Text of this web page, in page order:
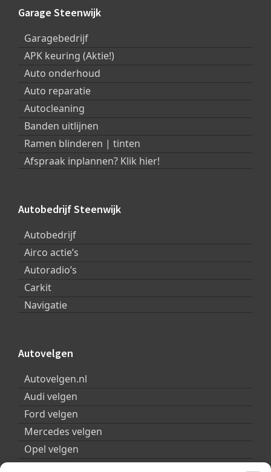
Garage Steenwijk
Garagebedrijf
APK keuring (Aktie!)
Auto onderhoud
Auto reparatie
Autocleaning
Banden uitlijnen
Ramen blinderen | tinten
Afspraak inplannen? Klik hier!
Autobedrijf Steenwijk
Autobedrijf
Airco actie’s
Autoradio’s
Carkit
Navigatie
Autovelgen
Autovelgen.nl
Audi velgen
Ford velgen
Mercedes velgen
Opel velgen
Peugeot velgen